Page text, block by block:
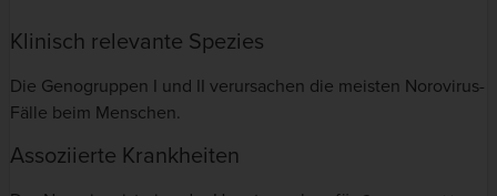
Klinisch relevante Spezies
Die Genogruppen I und II verursachen die meisten Norovirus-
Fälle beim Menschen.
Assoziierte Krankheiten